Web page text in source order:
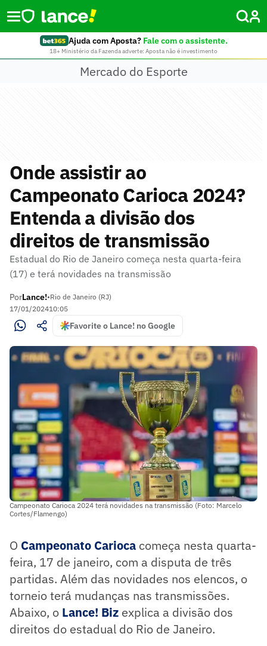
Ajuda com Aposta? Fale com o assistente.
18+ Ministério da Fazenda adverte: Aposta não é investimento
Mercado do Esporte
Onde assistir ao
Campeonato Carioca 2024?
Entenda a divisão dos
direitos de transmissão
Estadual do Rio de Janeiro começa nesta quarta-feira
(17) e terá novidades na transmissão
PorLance!•Rio de Janeiro (RJ)
17/01/202410:05
Favorite o Lance! no Google
Campeonato Carioca 2024 terá novidades na transmissão (Foto: Marcelo
Cortes/Flamengo)
O Campeonato Carioca começa nesta quarta-
feira, 17 de janeiro, com a disputa de três
partidas. Além das novidades nos elencos, o
torneio terá mudanças nas transmissões.
Abaixo, o Lance! Biz explica a divisão dos
direitos do estadual do Rio de Janeiro.